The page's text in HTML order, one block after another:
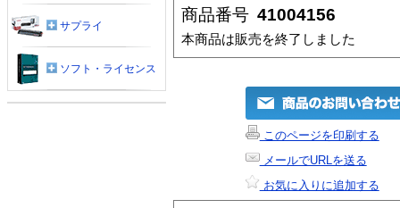
商品番号 41004156
本商品は販売を終了しました
このページを印刷する
メールでURLを送る
お気に入りに追加する
サプライ
ソフト・ライセンス